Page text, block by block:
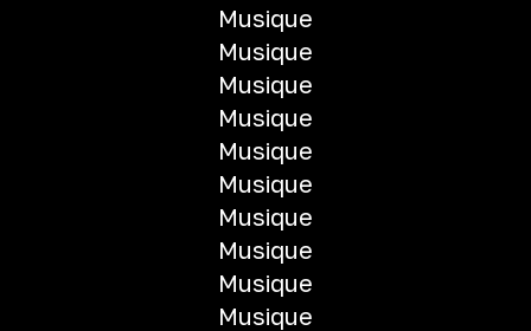
Musique
Musique
Musique
Musique
Musique
Musique
Musique
Musique
Musique
Musique